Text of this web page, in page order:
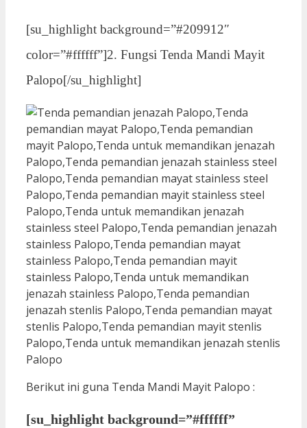
[su_highlight background=”#209912″
color=”#ffffff”]2. Fungsi Tenda Mandi Mayit
Palopo[/su_highlight]
Berikut ini guna Tenda Mandi Mayit Palopo :
[su_highlight background=”#ffffff”